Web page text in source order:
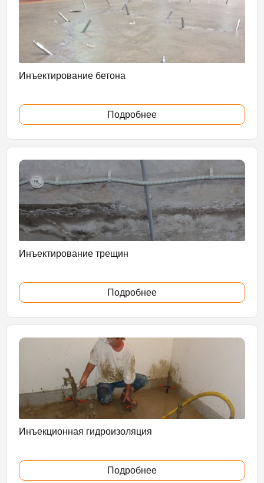
Инъектирование бетона
Подробнее
Инъектирование трещин
Подробнее
Инъекционная гидроизоляция
Подробнее